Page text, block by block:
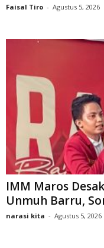
Faisal Tiro - Agustus 5, 2026
IMM Maros
Unmuh Barru,
narasi kita - Agustus 5, 2026